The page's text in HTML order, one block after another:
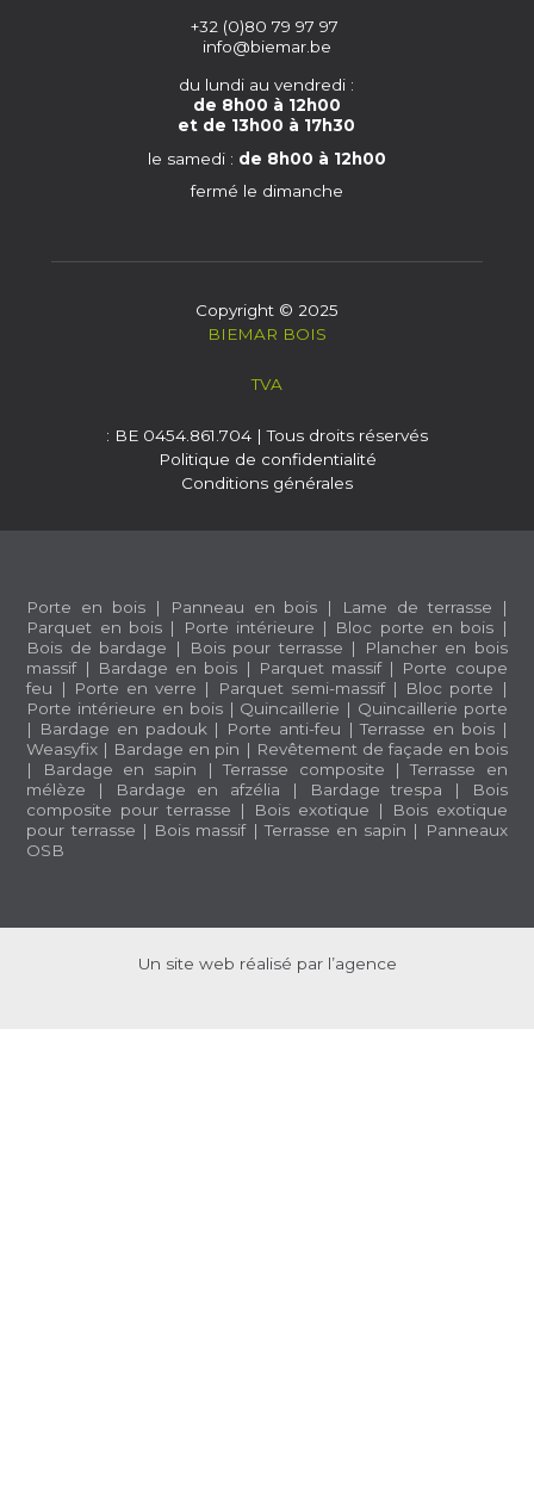
+32 (0)80 79 97 97
info@biemar.be
du lundi au vendredi :
de 8h00 à 12h00
et de 13h00 à 17h30
le samedi : de 8h00 à 12h00
fermé le dimanche
Copyright © 2025
BIEMAR BOIS
TVA
: BE 0454.861.704 | Tous droits réservés
Politique de confidentialité
Conditions générales
Porte en bois | Panneau en bois | Lame de terrasse |
Parquet en bois | Porte intérieure | Bloc porte en bois |
Bois de bardage | Bois pour terrasse |
Plancher en bois
massif| Bardage en bois | Parquet massif|
Porte coupe
feu | Porte en verre | Parquet semi-massif| Bloc porte |
Porte intérieure en bois| Quincaillerie | Quincaillerie porte
|
Bardage en padouk | Porte anti-feu |Terrasse en bois|
Weasyfix | Bardage en pin | Revêtement de façade en bois
|
Bardage en sapin |Terrasse composite |Terrasse en
mélèze | Bardage en afzélia | Bardage trespa |
Bois
composite pour terrasse | Bois exotique |
Bois exotique
pour terrasse | Bois massif|Terrasse en sapin |
Panneaux
OSB
Un site web réalisé par l’agence